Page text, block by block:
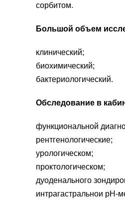
сорбитом.
Большой объем
клинический;
биохимический;
бактериологический.
Обследование в
функциональной
рентгенологические;
урологическом;
проктологическом;
дуоденального
интрагастральнои pH-